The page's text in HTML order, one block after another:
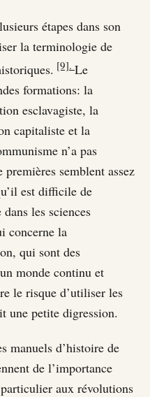
étapes dans son
la terminologie de
[9]. Le
formations: la
esclavagiste, la
capitaliste et la
n’a pas
semblent assez
est difficile de
les sciences
concerne la
qui sont des
monde continu et
le risque d’utiliser les
une petite digression.
manuels d’histoire de
de l’importance
aux révolutions